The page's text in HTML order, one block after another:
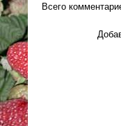
Всего